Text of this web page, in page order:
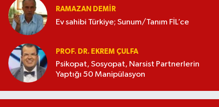
RAMAZAN DEMİR
Ev sahibi Türkiye; Sunum/Tanım FİL’ce
PROF. DR. EKREM ÇULFA
Psikopat, Sosyopat, Narsist Partnerlerin
Yaptığı 50 Manipülasyon